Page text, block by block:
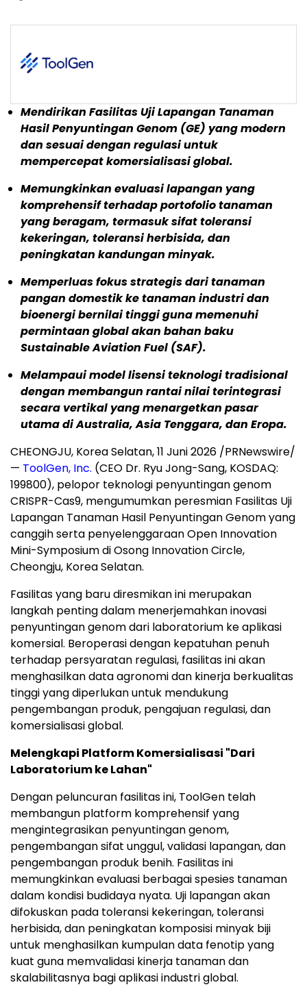
Mendirikan Fasilitas Uji Lapangan Tanaman
Hasil Penyuntingan Genom (GE) yang modern
dan sesuai dengan regulasi untuk
mempercepat komersialisasi global.
Memungkinkan evaluasi lapangan yang
komprehensif terhadap portofolio tanaman
yang beragam, termasuk sifat toleransi
kekeringan, toleransi herbisida, dan
peningkatan kandungan minyak.
Memperluas fokus strategis dari tanaman
pangan domestik ke tanaman industri dan
bioenergi bernilai tinggi guna memenuhi
permintaan global akan bahan baku
Sustainable Aviation Fuel (SAF).
Melampaui model lisensi teknologi tradisional
dengan membangun rantai nilai terintegrasi
secara vertikal yang menargetkan pasar
utama di Australia, Asia Tenggara, dan Eropa.
CHEONGJU, Korea Selatan, 11 Juni 2026 /PRNewswire/
— ToolGen, Inc. (CEO Dr. Ryu Jong-Sang, KOSDAQ:
199800), pelopor teknologi penyuntingan genom
CRISPR-Cas9, mengumumkan peresmian Fasilitas Uji
Lapangan Tanaman Hasil Penyuntingan Genom yang
canggih serta penyelenggaraan Open Innovation
Mini-Symposium di Osong Innovation Circle,
Cheongju, Korea Selatan.
Fasilitas yang baru diresmikan ini merupakan
langkah penting dalam menerjemahkan inovasi
penyuntingan genom dari laboratorium ke aplikasi
komersial. Beroperasi dengan kepatuhan penuh
terhadap persyaratan regulasi, fasilitas ini akan
menghasilkan data agronomi dan kinerja berkualitas
tinggi yang diperlukan untuk mendukung
pengembangan produk, pengajuan regulasi, dan
komersialisasi global.
Melengkapi Platform Komersialisasi "Dari
Laboratorium ke Lahan"
Dengan peluncuran fasilitas ini, ToolGen telah
membangun platform komprehensif yang
mengintegrasikan penyuntingan genom,
pengembangan sifat unggul, validasi lapangan, dan
pengembangan produk benih. Fasilitas ini
memungkinkan evaluasi berbagai spesies tanaman
dalam kondisi budidaya nyata. Uji lapangan akan
difokuskan pada toleransi kekeringan, toleransi
herbisida, dan peningkatan komposisi minyak biji
untuk menghasilkan kumpulan data fenotip yang
kuat guna memvalidasi kinerja tanaman dan
skalabilitasnya bagi aplikasi industri global.